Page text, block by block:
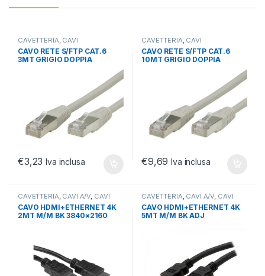
CAVETTERIA, CAVI
NETWORKING,CAVI RETE
PATCH CAT 6
CAVO RETE S/FTP CAT.6
3MT GRIGIO DOPPIA
€3,23 Iva inclusa
CAVETTERIA, CAVI
NETWORKING,CAVI RETE
PATCH CAT 6
CAVO RETE S/FTP CAT.6
10MT GRIGIO DOPPIA
€9,69 Iva inclusa
CAVETTERIA, CAVI A/V, CAVI
AUDIO E VIDEO
CAVO HDMI+ETHERNET 4K
2MT M/M BK 3840×2160
CAVETTERIA, CAVI A/V, CAVI
HDMI
CAVO HDMI+ETHERNET 4K
5MT M/M BK ADJ